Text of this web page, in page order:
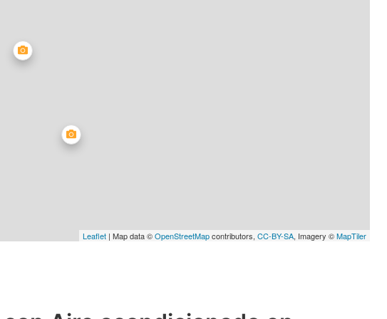
Leaflet | Map data ©OpenStreetMapcontributors, CC-BY-SA, Imagery ©MapTiler